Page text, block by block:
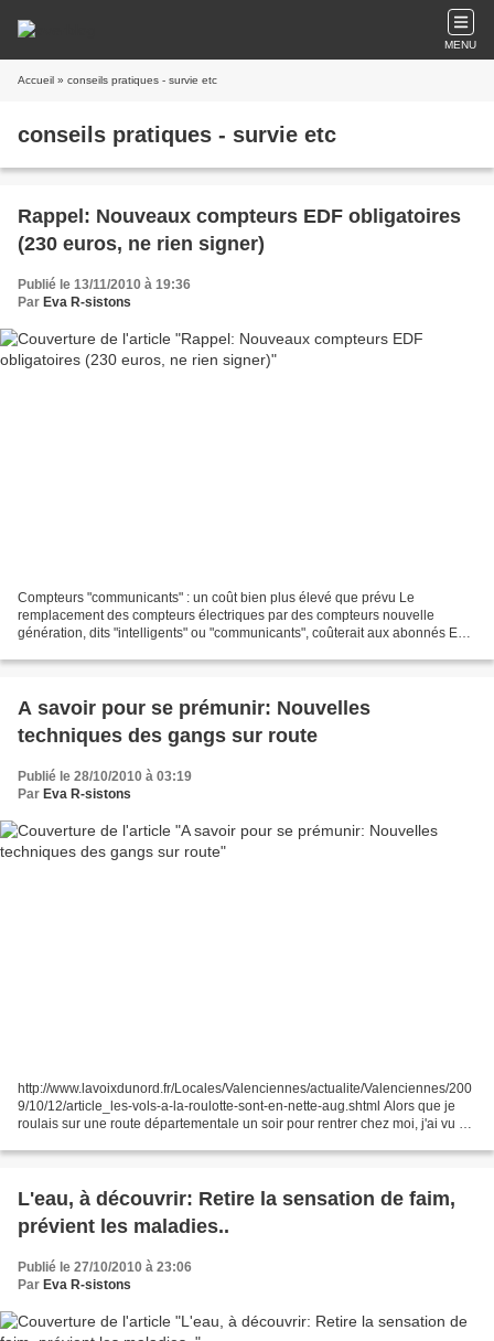
MENU
Accueil » conseils pratiques - survie etc
conseils pratiques - survie etc
Rappel: Nouveaux compteurs EDF obligatoires
(230 euros, ne rien signer)
Publié le 13/11/2010 à 19:36
Par Eva R-sistons
Compteurs "communicants" : un coût bien plus élevé que prévu Le
remplacement des compteurs électriques par des compteurs nouvelle
génération, dits "intelligents" ou "communicants", coûterait aux abonnés EDF
A savoir pour se prémunir: Nouvelles
techniques des gangs sur route
Publié le 28/10/2010 à 03:19
Par Eva R-sistons
http://www.lavoixdunord.fr/Locales/Valenciennes/actualite/Valenciennes/200
9/10/12/article_les-vols-a-la-roulotte-sont-en-nette-aug.shtml Alors que je
roulais sur une route départementale un soir pour rentrer chez moi, j'ai vu un
L'eau, à découvrir: Retire la sensation de faim,
prévient les maladies..
Publié le 27/10/2010 à 23:06
Par Eva R-sistons